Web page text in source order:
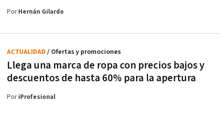
PorHernán Gilardo
Llega una marca de ropa con precios bajos y
descuentos de hasta 60% para la apertura
ACTUALIDAD / Ofertas y promociones
PoriProfesional